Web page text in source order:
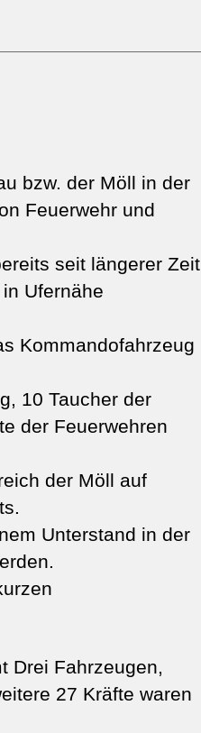
bzw. der Möll in der
Feuerwehr und
seit längerer Zeit
Ufernähe
Kommandofahrzeug
10 Taucher der
der Feuerwehren
der Möll auf
Unterstand in der
Drei Fahrzeugen,
27 Kräfte waren